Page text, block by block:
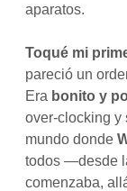
aparatos.
Toqué mi
pareció un
Era bonito y
over-clocking y
mundo donde
todos —desde
comenzaba,